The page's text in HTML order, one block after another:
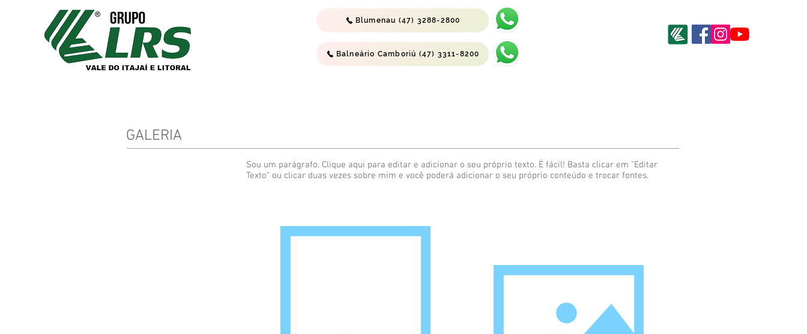
Blumenau (47) 3288-2800
Balneário Camboriú (47) 3311-8200
GALERIA
Sou um parágrafo. Clique aqui para editar e adicionar o seu próprio texto. É fácil! Basta clicar em "Editar
Texto" ou clicar duas vezes sobre mim e você poderá adicionar o seu próprio conteúdo e trocar fontes.